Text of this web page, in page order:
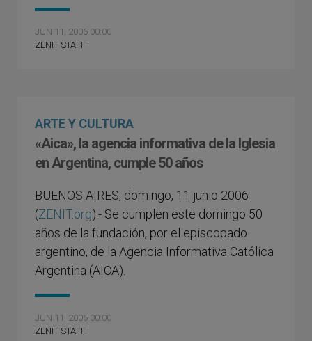
JUN 11, 2006 00:00
ZENIT STAFF
ARTE Y CULTURA
«Aica», la agencia informativa de la Iglesia
en Argentina, cumple 50 años
BUENOS AIRES, domingo, 11 junio 2006
(ZENIT.org).- Se cumplen este domingo 50
años de la fundación, por el episcopado
argentino, de la Agencia Informativa Católica
Argentina (AICA).
JUN 11, 2006 00:00
ZENIT STAFF